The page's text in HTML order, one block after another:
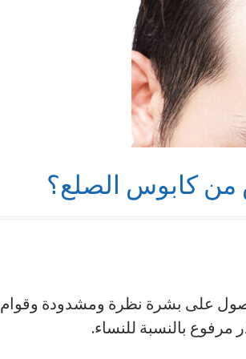
كابوس الصلع؟
على بشرة نظرة ومشدودة وقوام
بالنسبة للنساء.